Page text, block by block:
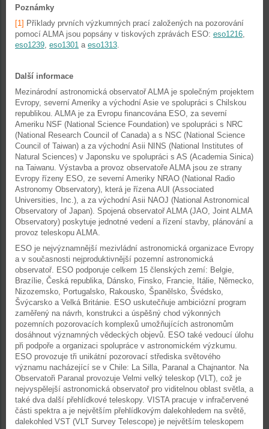
Poznámky
[1] Příklady prvních výzkumných prací založených na pozorování
pomocí ALMA jsou popsány v tiskových zprávách ESO: eso1216,
eso1239, eso1301 a eso1313.
Další informace
Mezinárodní astronomická observatoř ALMA je společným projektem
Evropy, severní Ameriky a východní Asie ve spolupráci s Chilskou
republikou. ALMA je za Evropu financována ESO, za severní
Ameriku NSF (National Science Foundation) ve spolupráci s NRC
(National Research Council of Canada) a s NSC (National Science
Council of Taiwan) a za východní Asii NINS (National Institutes of
Natural Sciences) v Japonsku ve spolupráci s AS (Academia Sinica)
na Taiwanu. Výstavba a provoz observatoře ALMA jsou ze strany
Evropy řízeny ESO, ze severní Ameriky NRAO (National Radio
Astronomy Observatory), která je řízena AUI (Associated
Universities, Inc.), a za východní Asii NAOJ (National Astronomical
Observatory of Japan). Spojená observatoř ALMA (JAO, Joint ALMA
Observatory) poskytuje jednotné vedení a řízení stavby, plánování a
provoz teleskopu ALMA.
ESO je nejvýznamnější mezivládní astronomická organizace Evropy
a v současnosti nejproduktivnější pozemní astronomická
observatoř. ESO podporuje celkem 15 členských zemí: Belgie,
Brazílie, Česká republika, Dánsko, Finsko, Francie, Itálie, Německo,
Nizozemsko, Portugalsko, Rakousko, Španělsko, Švédsko,
Švýcarsko a Velká Británie. ESO uskutečňuje ambiciózní program
zaměřený na návrh, konstrukci a úspěšný chod výkonných
pozemních pozorovacích komplexů umožňujících astronomům
dosáhnout významných vědeckých objevů. ESO také vedoucí úlohu
při podpoře a organizaci spolupráce v astronomickém výzkumu.
ESO provozuje tři unikátní pozorovací střediska světového
významu nacházející se v Chile: La Silla, Paranal a Chajnantor. Na
Observatoři Paranal provozuje Velmi velký teleskop (VLT), což je
nejvyspělejší astronomická observatoř pro viditelnou oblast světla, a
také dva další přehlídkové teleskopy. VISTA pracuje v infračervené
části spektra a je největším přehlídkovým dalekohledem na světě,
dalekohled VST (VLT Survey Telescope) je největším teleskopem